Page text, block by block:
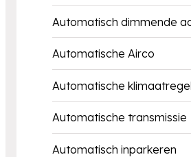
Automatisch dimmende
Automatische Airco
Automatische
Automatische transmissie
Automatisch inparkeren